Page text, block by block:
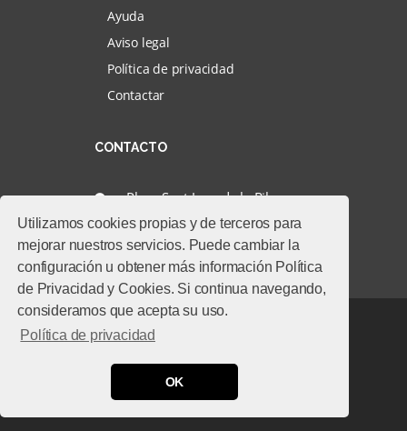
Utilizamos cookies propias y de terceros para
mejorar nuestros servicios. Puede cambiar la
configuración u obtener más información Política
de Privacidad y Cookies. Si continua navegando,
consideramos que acepta su uso.
Política de privacidad
OK
Ayuda
Aviso legal
Política de privacidad
Contactar
CONTACTO
Plaça Sant Joan de la Ribera,
15 - PUÇOL 46022
961421949
© 2026